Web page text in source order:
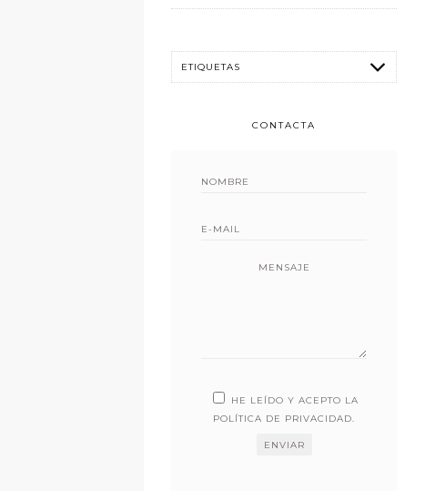
CONTACTA
MENSAJE
HE LEÍDO Y ACEPTO LA
POLÍTICA DE PRIVACIDAD.